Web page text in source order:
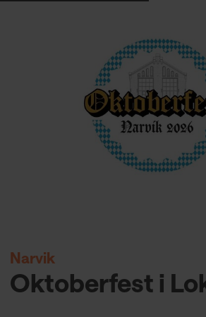
Narvik
Oktoberfest i